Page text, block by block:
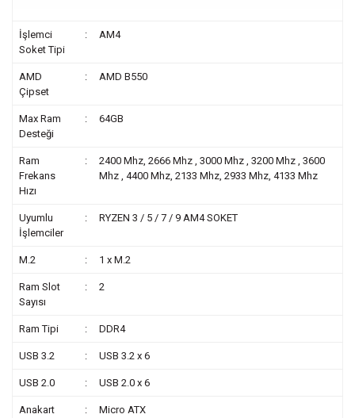
İşlemci
Soket Tipi
: AM4
AMD
Çipset
: AMD B550
Max Ram
Desteği
: 64GB
Ram
Frekans
Hızı
:
2400 Mhz, 2666 Mhz , 3000 Mhz , 3200 Mhz , 3600
Mhz , 4400 Mhz, 2133 Mhz, 2933 Mhz, 4133 Mhz
Uyumlu
İşlemciler
: RYZEN 3 / 5 / 7 / 9 AM4 SOKET
M.2 : 1 x M.2
Ram Slot
Sayısı
: 2
Ram Tipi : DDR4
USB 3.2 : USB 3.2 x 6
USB 2.0 : USB 2.0 x 6
Anakart
: Micro ATX